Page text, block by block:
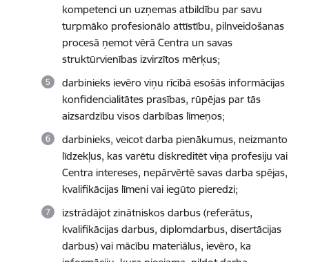
kompetenci un uzņemas atbildību par savu
turpmāko profesionālo attīstību, pilnveidošanas
procesā ņemot vērā Centra un savas
struktūrvienības izvirzītos mērķus;
darbinieks ievēro viņu rīcībā esošās informācijas
konfidencialitātes prasības, rūpējas par tās
aizsardzību visos darbības līmeņos;
darbinieks, veicot darba pienākumus, neizmanto
līdzekļus, kas varētu diskreditēt viņa profesiju vai
Centra intereses, nepārvērtē savas darba spējas,
kvalifikācijas līmeni vai iegūto pieredzi;
izstrādājot zinātniskos darbus (referātus,
kvalifikācijas darbus, diplomdarbus, disertācijas
darbus) vai mācību materiālus, ievēro, ka